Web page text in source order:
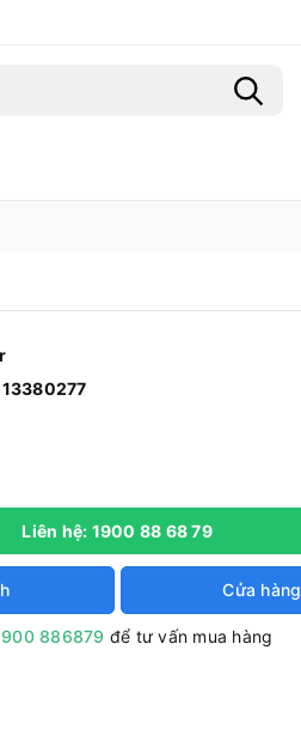
Liên hệ: 1900 88 68 79
Cửa hàng
886879 để tư vấn mua hàng